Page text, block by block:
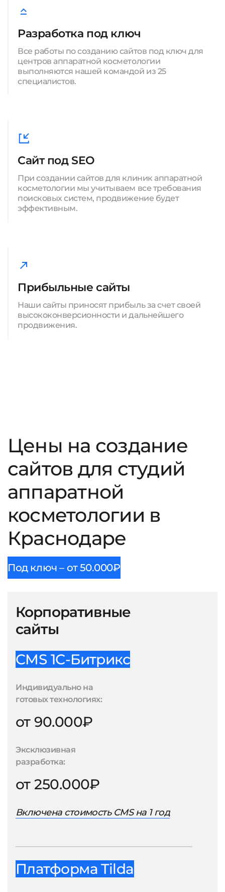
Разработка под ключ
Все работы по созданию сайтов под ключ для
центров аппаратной косметологии
выполняются нашей командой из 25
специалистов.
Сайт под SEO
При создании сайтов для клиник аппаратной
косметологии мы учитываем все требования
поисковых систем, продвижение будет
эффективным.
Прибыльные сайты
Наши сайты приносят прибыль за счет своей
высококонверсионности и дальнейшего
продвижения.
Цены на создание
сайтов для студий
аппаратной
косметологии в
Краснодаре
Под ключ – от 50.000₽
Корпоративные
сайты
CMS 1С-Битрикс
Индивидуально на
готовых технологиях:
от 90.000₽
Эксклюзивная
разработка:
от 250.000₽
Включена стоимость CMS на 1 год
Платформа Tilda